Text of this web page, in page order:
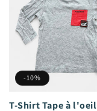
-10%
T-Shirt Tape à l'oeil